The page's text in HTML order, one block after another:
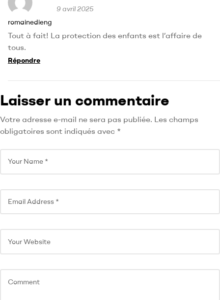
romainedieng
9 avril 2025
Tout à fait! La protection des enfants est l’affaire de
tous.
Répondre
Laisser un commentaire
Votre adresse e-mail ne sera pas publiée. Les champs
obligatoires sont indiqués avec *